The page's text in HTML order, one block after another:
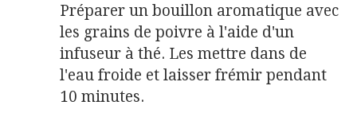
Préparer un bouillon aromatique avec
les grains de poivre à l'aide d'un
infuseur à thé. Les mettre dans de
l'eau froide et laisser frémir pendant
10 minutes.